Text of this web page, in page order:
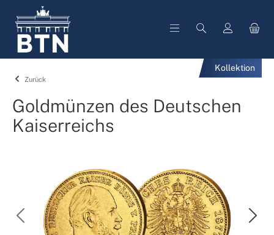
springen
Zurück
Kollektion
Goldmünzen des Deutschen
Kaiserreichs